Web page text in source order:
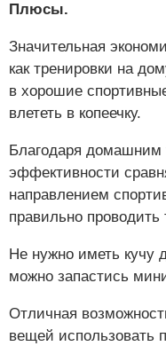
Плюсы.
Значительная
как тренировки на
в хорошие
влететь в копеечку.
Благодаря домашним
эффективности
направлением
правильно проводить
Не нужно иметь кучу
можно запастись
Отличная
вещей использовать